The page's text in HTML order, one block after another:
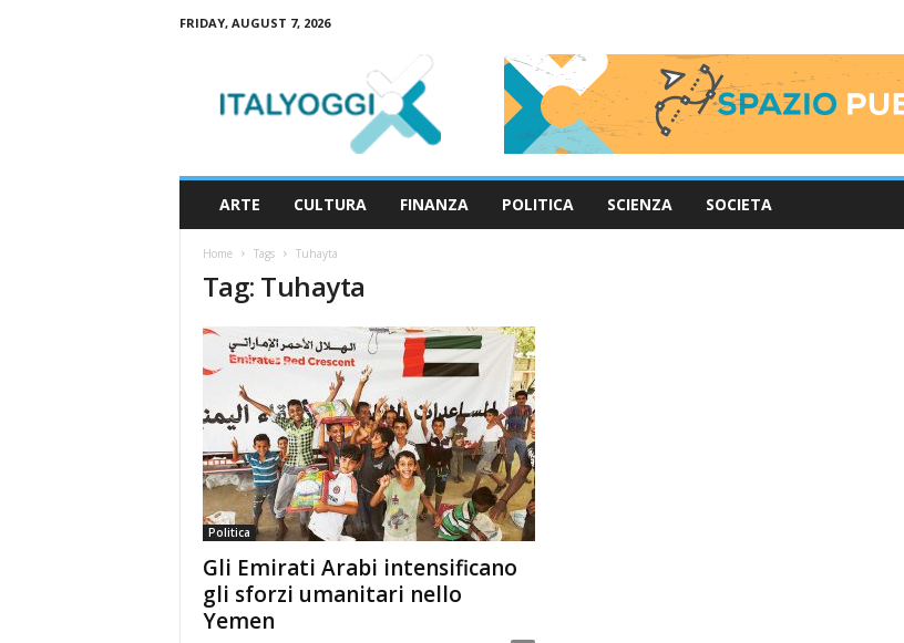
FRIDAY, AUGUST 7, 2026
ARTE CULTURA FINANZA POLITICA SCIENZA SOCIETA
Home Tags Tuhayta
Tag: Tuhayta
Politica
Gli Emirati Arabi intensificano
gli sforzi umanitari nello
Yemen